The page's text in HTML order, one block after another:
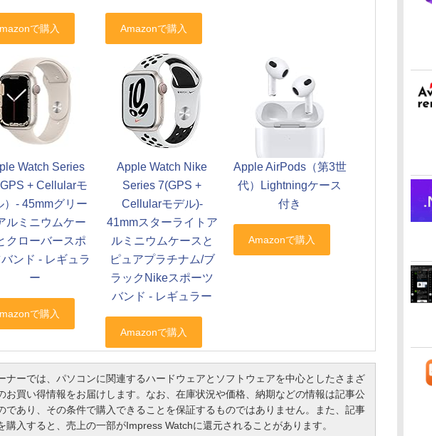
Watch Series
+ Cellularモ
）- 45mmグリー
ルミニウムケー
クローバースポ
ンド - レギュラ
ー
Apple Watch Nike
Series 7(GPS +
Cellularモデル)-
41mmスターライトア
ルミニウムケースと
ピュアプラチナム/ブ
ラックNikeスポーツ
バンド - レギュラー
Apple AirPods（第3世
代）Lightningケース
付き
ーでは、パソコンに関連するハードウェアとソフトウェアを中心としたさまざ
お買い得情報をお届けします。なお、在庫状況や価格、納期などの情報は記事公
であり、その条件で購入できることを保証するものではありません。また、記事
購入すると、売上の一部がImpress Watchに還元されることがあります。